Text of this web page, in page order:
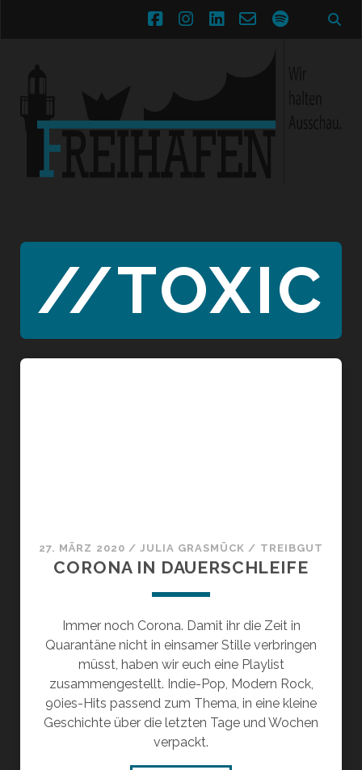
facebookinstagram
linkedin
email-spotify
//TOXIC
27. MÄRZ 2020 / JULIA GRASMÜCK / TREIBGUT
CORONA IN DAUERSCHLEIFE
Immer noch Corona. Damit ihr die Zeit in
Quarantäne nicht in einsamer Stille verbringen
müsst, haben wir euch eine Playlist
zusammengestellt. Indie-Pop, Modern Rock,
90ies-Hits passend zum Thema, in eine kleine
Geschichte über die letzten Tage und Wochen
verpackt.